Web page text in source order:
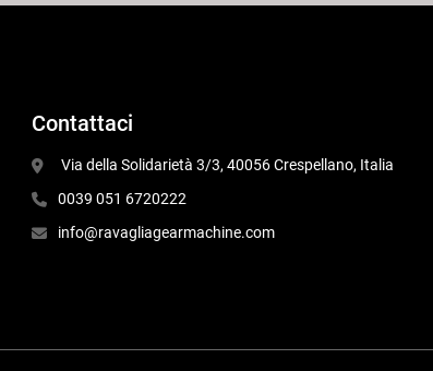
Contattaci
Via della Solidarietà 3/3, 40056 Crespellano, Italia
0039 051 6720222
info@ravagliagearmachine.com